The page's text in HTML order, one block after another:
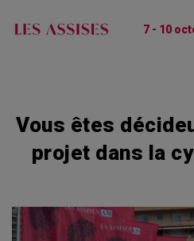
7 - 10
Vous êtes
projet dans la